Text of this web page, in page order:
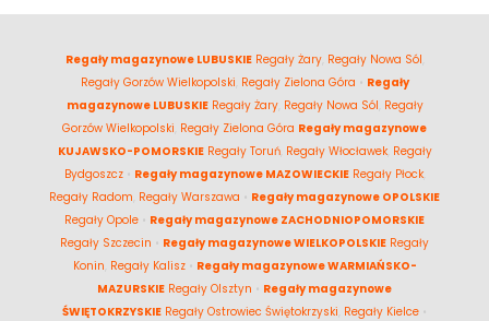
Regały magazynowe LUBUSKIE Regały Żary, Regały Nowa Sól
Regały Gorzów Wielkopolski Regały Zielona Góra • Regały
magazynowe LUBUSKIE Regały Żary, Regały Nowa Sól Regały
Gorzów Wielkopolski Regały Zielona Góra Regały magazynowe
KUJAWSKO-POMORSKIE Regały Toruń, Regały Włocławek, Regały
Bydgoszcz• Regały magazynowe MAZOWIECKIE Regały Płock,
Regały Radom Regały Warszawa • Regały magazynowe OPOLSKIE
Regały Opole • Regały magazynowe ZACHODNIOPOMORSKIE
Regały Szczecin • Regały magazynowe WIELKOPOLSKIE Regały
Konin Regały Kalisz• Regały magazynowe WARMIAŃSKO-
MAZURSKIE Regały Olsztyn • Regały magazynowe
ŚWIĘTOKRZYSKIE Regały Ostrowiec Świętokrzyski Regały Kielce •